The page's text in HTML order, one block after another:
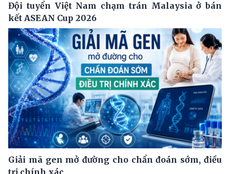
Đội tuyển Việt Nam chạm trán Malaysia ở bán
kết ASEAN Cup 2026
Giải mã gen mở đường cho chẩn đoán sớm, điều
trị chính xác